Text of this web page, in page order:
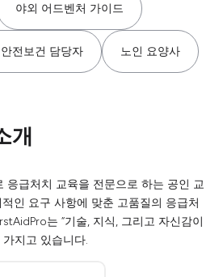
야외 어드벤처 가이드
전보건 담당자 노인 요양사
개
응급처치 교육을 전문으로 하는 공인 교
인 요구 사항에 맞춘 고품질의 응급처
는 “기술, 지식, 그리고 자신감이
지고 있습니다.